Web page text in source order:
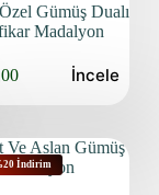
Gümüş Dualı
Madalyon
İncele
İndirim